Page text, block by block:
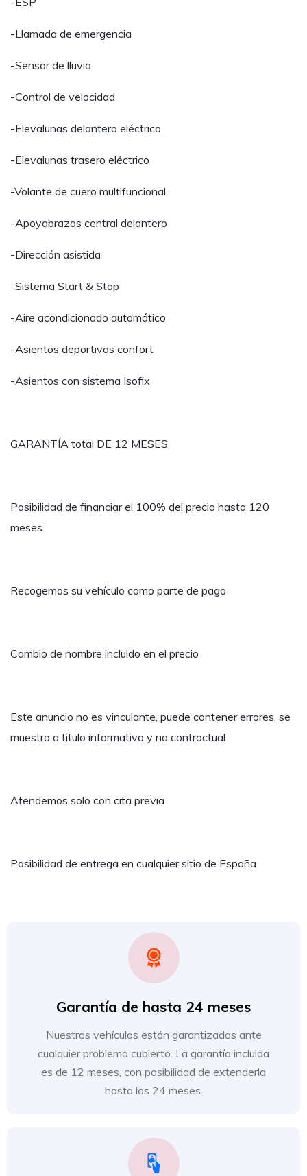
-Llamada de emergencia
-Sensor de lluvia
-Control de velocidad
-Elevalunas delantero eléctrico
-Elevalunas trasero eléctrico
-Volante de cuero multifuncional
-Apoyabrazos central delantero
-Dirección asistida
-Sistema Start & Stop
-Aire acondicionado automático
-Asientos deportivos confort
-Asientos con sistema Isofix
GARANTÍA total DE 12 MESES
Posibilidad de financiar el 100% del precio hasta 120
meses
Recogemos su vehículo como parte de pago
Cambio de nombre incluido en el precio
Este anuncio no es vinculante, puede contener errores, se
muestra a titulo informativo y no contractual
Atendemos solo con cita previa
Posibilidad de entrega en cualquier sitio de España
Garantía de hasta 24 meses
Nuestros vehículos están garantizados ante
cualquier problema cubierto. La garantía incluida
es de 12 meses, con posibilidad de extenderla
hasta los 24 meses.